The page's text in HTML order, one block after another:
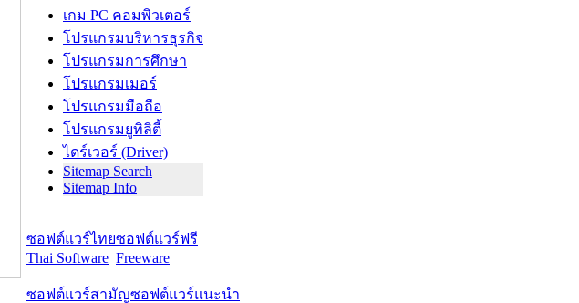
เกม PC คอมพิวเตอร์
โปรแกรมบริหารธุรกิจ
โปรแกรมการศึกษา
โปรแกรมเมอร์
โปรแกรมมือถือ
โปรแกรมยูทิลิตี้
ไดร์เวอร์ (Driver)
Sitemap Search
Sitemap Info
ซอฟต์แวร์ไทย
Thai Software
ซอฟต์แวร์ฟรี
Freeware
ซอฟต์แวร์สามัญซอฟต์แวร์แนะนำ